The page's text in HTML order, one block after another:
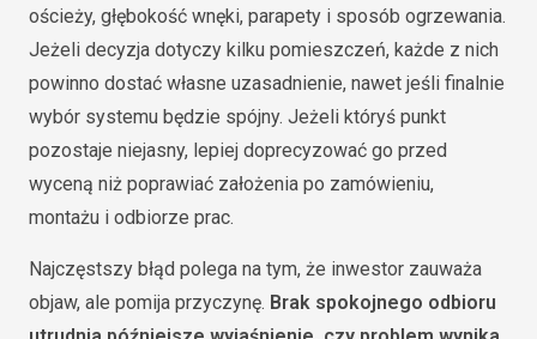
ościeży, głębokość wnęki, parapety i sposób ogrzewania.
Jeżeli decyzja dotyczy kilku pomieszczeń, każde z nich
powinno dostać własne uzasadnienie, nawet jeśli finalnie
wybór systemu będzie spójny. Jeżeli któryś punkt
pozostaje niejasny, lepiej doprecyzować go przed
wyceną niż poprawiać założenia po zamówieniu,
montażu i odbiorze prac.
Najczęstszy błąd polega na tym, że inwestor zauważa
objaw, ale pomija przyczynę. Brak spokojnego odbioru